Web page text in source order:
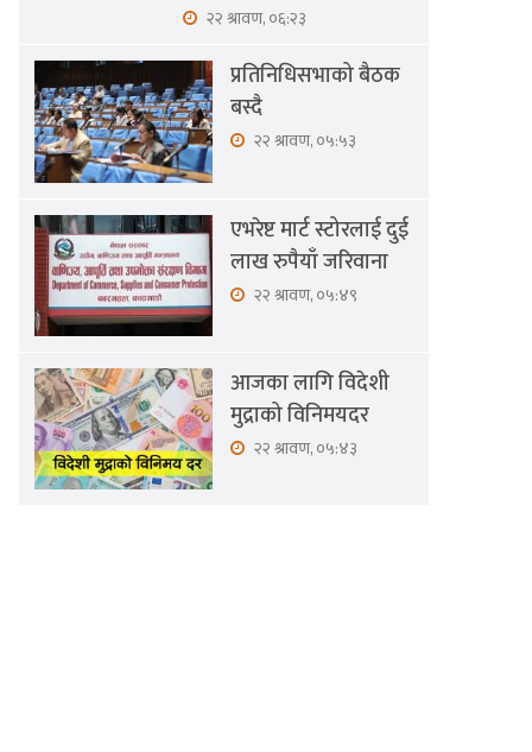
२२ श्रावण, ०६:२३
प्रतिनिधिसभाको बैठक
बस्दै
२२ श्रावण, ०५:५३
एभरेष्ट मार्ट स्टोरलाई दुई
लाख रुपैयाँ जरिवाना
२२ श्रावण, ०५:४९
आजका लागि विदेशी
मुद्राको विनिमयदर
२२ श्रावण, ०५:४३